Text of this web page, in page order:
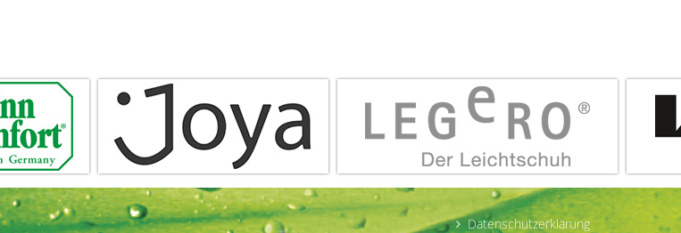
Datenschutzerklärung